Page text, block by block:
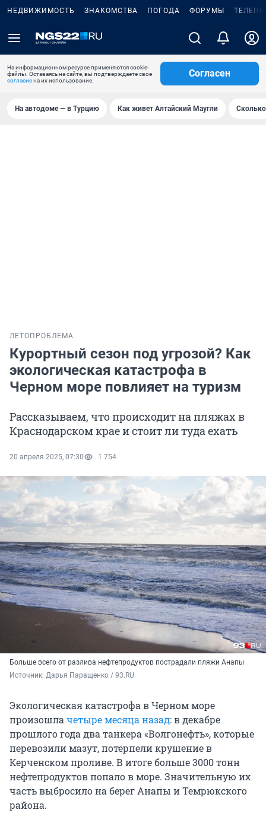
НЕДВИЖИМОСТЬ ЗНАКОМСТВА ПОГОДА ФОРУМЫ
На информационном ресурсе применяются cookie-
файлы. Оставаясь на сайте, вы подтверждаете свое
согласиена их использование.
Согласен
На автодоме — в Турцию Как живет Алтайский Маугли
ЛЕТО ПРОБЛЕМА
Курортный сезон под угрозой? Как
экологическая катастрофа в
Черном море повлияет на туризм
Рассказываем, что происходит на пляжах в
Краснодарском крае и стоит ли туда ехать
20 апреля 2025, 07:30 1 754
Больше всего от разлива нефтепродуктов пострадали пляжи Анапы
Источник: Дарья Паращенко / 93.RU
Экологическая катастрофа в Черном море
произошлачетыре месяца назад: в декабре
прошлого года два танкера «Волгонефть», которые
перевозили мазут, потерпели крушение в
Керченском проливе. В итоге больше 3000 тонн
нефтепродуктов попало в море. Значительную их
часть выбросило на берег Анапы и Темрюкского
района.